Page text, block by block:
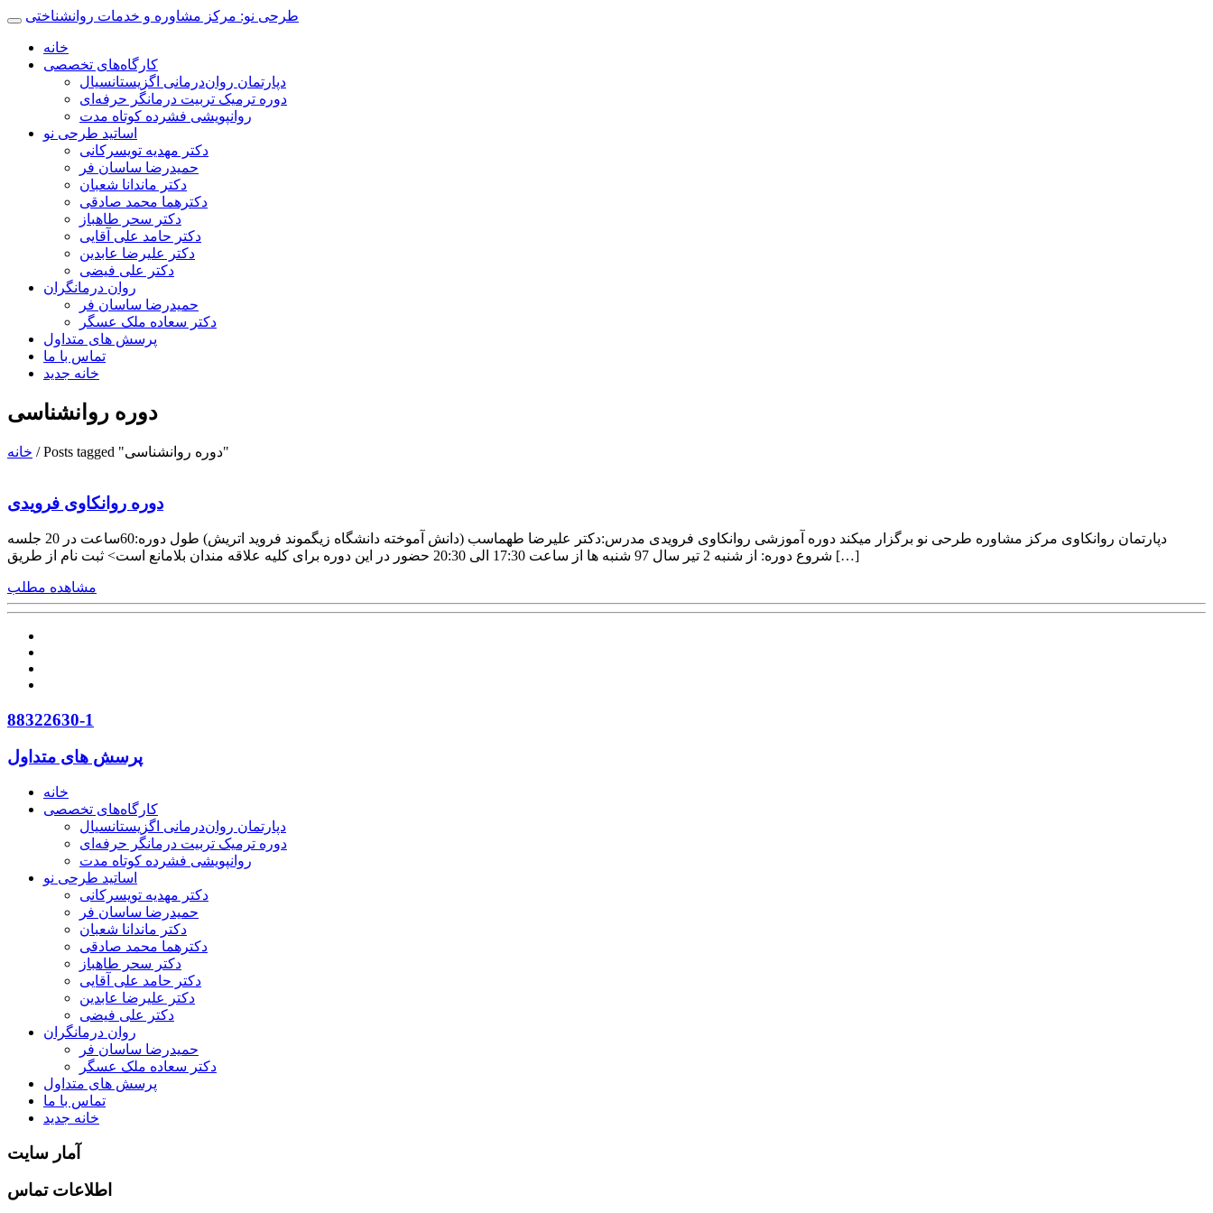
طرحی نو: مرکز مشاوره و خدمات روانشناختی
خانه
کارگاه‌های تخصصی
دپارتمان روان‌درمانی اگزیستانسیال
دوره ترمیک تربیت درمانگر حرفه‌ای
روانپویشی فشرده کوتاه مدت
اساتید طرحی نو
دکتر مهدیه تویسرکانی
حمیدرضا ساسان فر
دکتر ماندانا شعبان
دکترهما محمد صادقی
دکتر سحر طاهباز
دکتر حامد علی آقایی
دکتر علیرضا عابدین
دکتر علی فیضی
روان درمانگران
حمیدرضا ساسان فر
دکتر سعاده ملک عسگر
پرسش های متداول
تماس با ما
خانه جدید
دوره روانشناسی
خانه / Posts tagged "دوره روانشناسی"
دوره روانکاوی فرویدی
دپارتمان روانکاوی مرکز مشاوره طرحی نو برگزار میکند دوره آموزشی روانکاوی فرویدی مدرس:دکتر علیرضا طهماسب (دانش آموخته دانشگاه زیگموند فروید اتریش) طول دوره:60ساعت در 20 جلسه
شروع دوره: از شنبه 2 تیر سال 97 شنبه ها از ساعت 17:30 الی 20:30 حضور در این دوره برای کلیه علاقه مندان بلامانع است> ثبت نام از طریق […]
مشاهده مطلب
88322630-1
پرسش های متداول
خانه
کارگاه‌های تخصصی
دپارتمان روان‌درمانی اگزیستانسیال
دوره ترمیک تربیت درمانگر حرفه‌ای
روانپویشی فشرده کوتاه مدت
اساتید طرحی نو
دکتر مهدیه تویسرکانی
حمیدرضا ساسان فر
دکتر ماندانا شعبان
دکترهما محمد صادقی
دکتر سحر طاهباز
دکتر حامد علی آقایی
دکتر علیرضا عابدین
دکتر علی فیضی
روان درمانگران
حمیدرضا ساسان فر
دکتر سعاده ملک عسگر
پرسش های متداول
تماس با ما
خانه جدید
آمار سایت
اطلاعات تماس